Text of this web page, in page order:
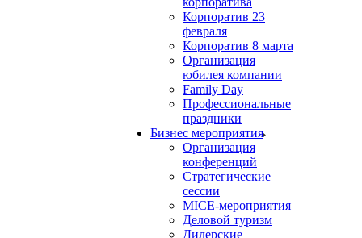
Корпоратив 23
февраля
Корпоратив 8 марта
Организация
юбилея компании
Family Day
Профессиональные
праздники
Бизнес мероприятия
Организация
конференций
Стратегические
сессии
MICE-мероприятия
Деловой туризм
Дилерские